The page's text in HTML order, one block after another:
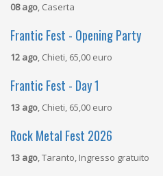
08 ago, Caserta
Frantic Fest - Opening Party
12 ago, Chieti, 65,00 euro
Frantic Fest - Day 1
13 ago, Chieti, 65,00 euro
Rock Metal Fest 2026
13 ago, Taranto, Ingresso gratuito